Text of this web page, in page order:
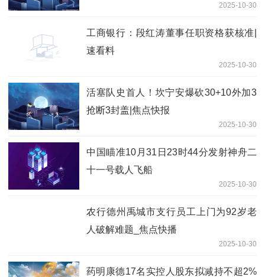
2025-10-30
工商银行：段红涛董事任职资格获核准|
速看料
2025-10-30
活塞队史首人！坎宁安爆砍30+10外加3
抢断3封盖|焦点快报
2025-10-30
中国瞄准10月31日23时44分发射神舟二
十一号载人飞船
2025-10-30
农行德州禹城市支行员工上门为92岁老
人破解难题_焦点快播
2025-10-30
药明康德17名实控人股东拟减持不超2%